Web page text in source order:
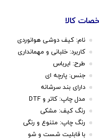
کالا
نام: کیف دوشی هوانوردی
کاربرد: خلبانی و مهمانداری
طرح: ایرباس
جنس: پارچه ای
دارای بند سرشانه
مدل چاپ: کاتر و DTF
رنگ کیف: مشکی
رنگ چاپ: متنوع و رنگی
با قابلیت شست و شو